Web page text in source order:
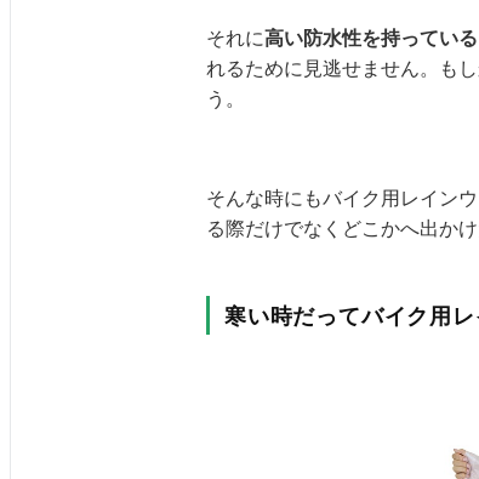
それに高い防水性を持っている
れるために見逃せません。も
う。
そんな時にもバイク用レイン
る際だけでなくどこかへ出か
寒い時だってバイク用